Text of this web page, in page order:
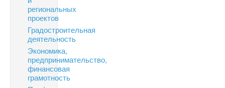
региональных
проектов
Градостроительная
деятельность
Экономика,
предпринимательство,
финансовая
грамотность